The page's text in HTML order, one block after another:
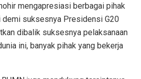
mengapresiasi berbagai pihak
suksesnya Presidensi G20
dibalik suksesnya pelaksanaan
ini, banyak pihak yang bekerja